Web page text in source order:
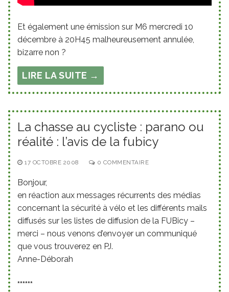
Et également une émission sur M6 mercredi 10
décembre à 20H45 malheureusement annulée,
bizarre non ?
LIRE LA SUITE →
La chasse au cycliste : parano ou
réalité : l’avis de la fubicy
17 OCTOBRE 2008 0 COMMENTAIRE
Bonjour,
en réaction aux messages récurrents des médias
concernant la sécurité à vélo et les différents mails
diffusés sur les listes de diffusion de la FUBicy –
merci – nous venons d’envoyer un communiqué
que vous trouverez en PJ.
Anne-Déborah
******